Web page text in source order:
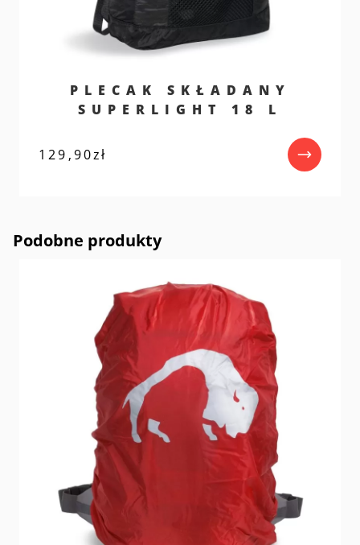
PLECAK SKŁADANY
SUPERLIGHT 18 L
129,90zł
Podobne produkty